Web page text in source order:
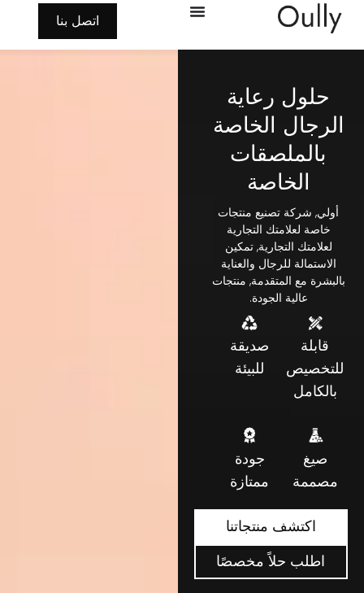
اتصل بنا
حلول رعاية
الرجال الخاصة
بالملصقات
الخاصة
أولي, شركة تصنيع منتجات
خاصة لعلامتك التجارية
لعلامتك التجارية, تمكين
الاستمالة للرجال والعناية
بالبشرة مع المتقدمة, منتجات
عالية الجودة.
قابلة
للتخصيص
بالكامل
صديقة
للبيئة
صيغ
مصممة
جودة
ممتازة
اكتشف منتجاتنا
اطلب حلاً مخصصًا